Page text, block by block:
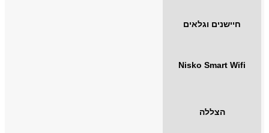
חיישנים וגלאים
Nisko Smart Wifi
הצללה